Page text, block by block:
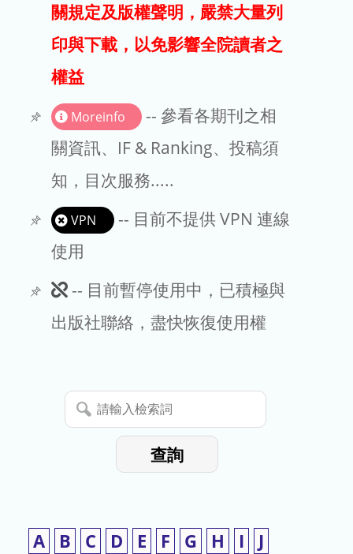
試用
文章處理費
EndNote
關規定及版權聲明，嚴禁大量列
印與下載，以免影響全院讀者之
權益
Moreinfo
-- 參看各期刊之相
關資訊、IF & Ranking、投稿須
知，目次服務.....
VPN
-- 目前不提供 VPN 連線
使用
此
期
暫
停
-- 目前暫停使用中，已積極與
出版社聯絡，盡快恢復使用權
請
輸
查詢
A B C D E F G H I
J